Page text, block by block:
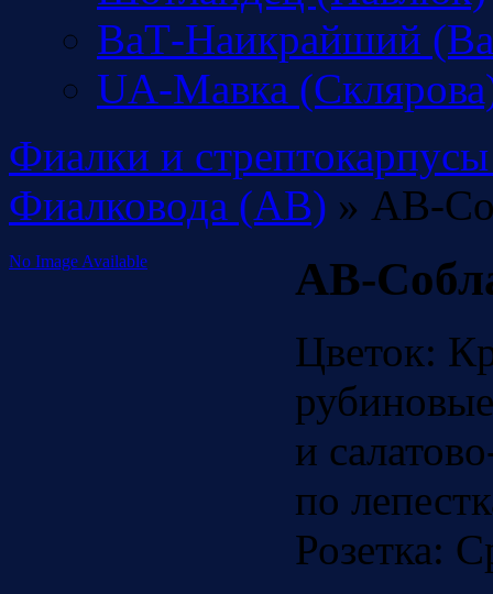
ВаТ-Наикрайший
UA-Мавка
Фиалки и
Фиалковода (АВ) » АВ-
No Image Available АВ-
Цветок:
и
по
Розетка: